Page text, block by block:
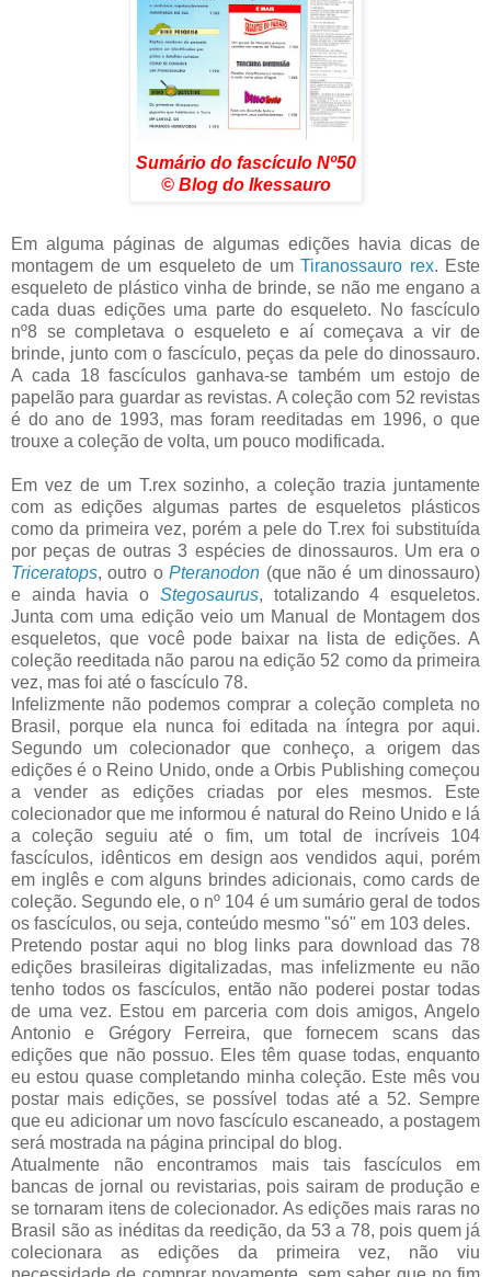
Sumário do fascículo Nº50
© Blog do Ikessauro
Em alguma páginas de algumas edições havia dicas de
montagem de um esqueleto de um Tiranossauro rex. Este
esqueleto de plástico vinha de brinde, se não me engano a
cada duas edições uma parte do esqueleto. No fascículo
nº8 se completava o esqueleto e aí começava a vir de
brinde, junto com o fascículo, peças da pele do dinossauro.
A cada 18 fascículos ganhava-se também um estojo de
papelão para guardar as revistas. A coleção com 52 revistas
é do ano de 1993, mas foram reeditadas em 1996, o que
trouxe a coleção de volta, um pouco modificada.
Em vez de um T.rex sozinho, a coleção trazia juntamente
com as edições algumas partes de esqueletos plásticos
como da primeira vez, porém a pele do T.rex foi substituída
por peças de outras 3 espécies de dinossauros. Um era o
Triceratops, outro oPteranodon (que não é um dinossauro)
e ainda havia o Stegosaurus, totalizando 4 esqueletos.
Junta com uma edição veio um Manual de Montagem dos
esqueletos, que você pode baixar na lista de edições. A
coleção reeditada não parou na edição 52 como da primeira
vez, mas foi até o fascículo 78.
Infelizmente não podemos comprar a coleção completa no
Brasil, porque ela nunca foi editada na íntegra por aqui.
Segundo um colecionador que conheço, a origem das
edições é o Reino Unido, onde a Orbis Publishing começou
a vender as edições criadas por eles mesmos. Este
colecionador que me informou é natural do Reino Unido e lá
a coleção seguiu até o fim, um total de incríveis 104
fascículos, idênticos em design aos vendidos aqui, porém
em inglês e com alguns brindes adicionais, como cards de
coleção. Segundo ele, o nº 104 é um sumário geral de todos
os fascículos, ou seja, conteúdo mesmo "só" em 103 deles.
Pretendo postar aqui no blog links para download das 78
edições brasileiras digitalizadas, mas infelizmente eu não
tenho todos os fascículos, então não poderei postar todas
de uma vez. Estou em parceria com dois amigos, Angelo
Antonio e Grégory Ferreira, que fornecem scans das
edições que não possuo. Eles têm quase todas, enquanto
eu estou quase completando minha coleção. Este mês vou
postar mais edições, se possível todas até a 52. Sempre
que eu adicionar um novo fascículo escaneado, a postagem
será mostrada na página principal do blog.
Atualmente não encontramos mais tais fascículos em
bancas de jornal ou revistarias, pois sairam de produção e
se tornaram itens de colecionador. As edições mais raras no
Brasil são as inéditas da reedição, da 53 a 78, pois quem já
colecionara as edições da primeira vez, não viu